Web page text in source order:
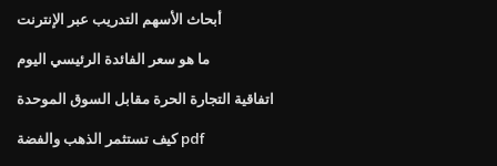
أبحاث الأسهم التدريب عبر الإنترنت
ما هو سعر الفائدة الرئيسي اليوم
اتفاقية التجارة الحرة مقابل السوق الموحدة
كيف تستثمر الذهب والفضة pdf